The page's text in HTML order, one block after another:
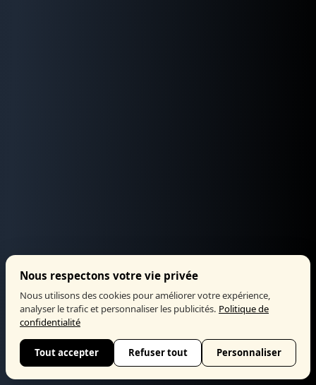
Nous respectons votre vie privée
Nous utilisons des cookies pour améliorer votre expérience,
analyser le trafic et personnaliser les publicités. Politique de
confidentialité
Tout accepter Refuser tout Personnaliser